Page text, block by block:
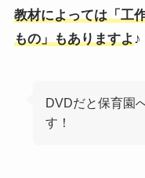
教材によっては「工
もの」もありますよ ♪
DVDだと保育園
す！